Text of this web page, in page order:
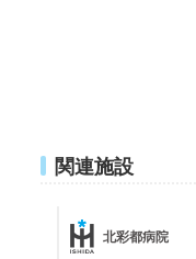
関連施設
北彩都病院